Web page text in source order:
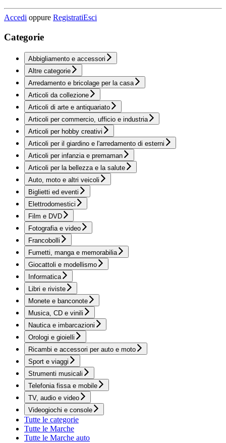
Accedi oppure RegistratiEsci
Categorie
Abbigliamento e accessori
Altre categorie
Arredamento e bricolage per la casa
Articoli da collezione
Articoli di arte e antiquariato
Articoli per commercio, ufficio e industria
Articoli per hobby creativi
Articoli per il giardino e l'arredamento di esterni
Articoli per infanzia e premaman
Articoli per la bellezza e la salute
Auto, moto e altri veicoli
Biglietti ed eventi
Elettrodomestici
Film e DVD
Fotografia e video
Francobolli
Fumetti, manga e memorabilia
Giocattoli e modellismo
Informatica
Libri e riviste
Monete e banconote
Musica, CD e vinili
Nautica e imbarcazioni
Orologi e gioielli
Ricambi e accessori per auto e moto
Sport e viaggi
Strumenti musicali
Telefonia fissa e mobile
TV, audio e video
Videogiochi e console
Tutte le categorie
Tutte le Marche
Tutte le Marche auto